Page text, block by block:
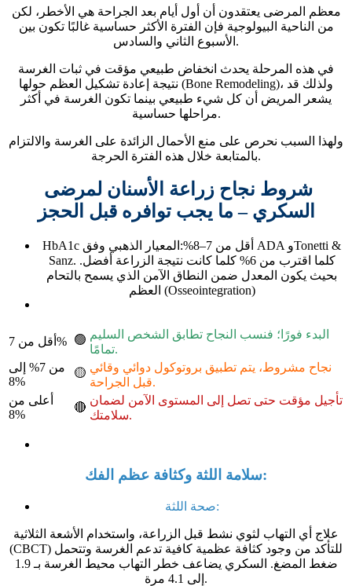
معظم المرضى يعتقدون أن أول أيام بعد الجراحة هي الأخطر، لكن
من الناحية البيولوجية فإن الفترة الأكثر حساسية غالبًا تكون بين
الأسبوع الثاني والسادس.
في هذه المرحلة يحدث انخفاض طبيعي مؤقت في ثبات الغرسة
نتيجة إعادة تشكيل العظم حولها (Bone Remodeling)، ولذلك قد
يشعر المريض أن كل شيء طبيعي بينما تكون الغرسة في أكثر
مراحلها حساسية.
ولهذا السبب نحرص على منع الأحمال الزائدة على الغرسة والالتزام
بالمتابعة خلال هذه الفترة الحرجة.
السكري – ما يجب توافره قبل الحجز
HbA1c أقل من 7–8%:
المعيار الذهبي وفق ADA وTonetti &
Sanz. كلما اقترب من 6% كلما كانت نتيجة الزراعة أفضل.
بحيث يكون المعدل ضمن النطاق الآمن الذي يسمح بالتحام
العظم (Osseointegration)
أقل من 7% 🟢 البدء فورًا؛ فنسب النجاح تطابق الشخص السليم
تمامًا.
من 7% إلى
8%
🟡 نجاح مشروط، يتم تطبيق بروتوكول دوائي وقائي
قبل الجراحة.
أعلى من
8%
🔴
تأجيل مؤقت حتى تصل إلى المستوى الآمن لضمان
سلامتك.
سلامة اللثة وكثافة عظم الفك:
صحة اللثة:
علاج أي التهاب لثوي نشط قبل الزراعة، واستخدام الأشعة الثلاثية
(CBCT) للتأكد من وجود كثافة عظمية كافية تدعم الغرسة وتتحمل
ضغط المضغ.
السكري يضاعف خطر التهاب محيط الغرسة بـ 1.9
إلى 4.1 مرة.